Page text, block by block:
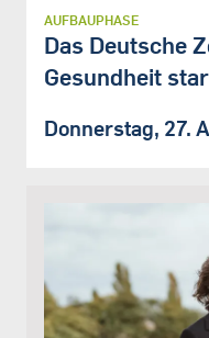
AUFBAUPHASE
Das Deutsche
Gesundheit
Donnerstag, 27.